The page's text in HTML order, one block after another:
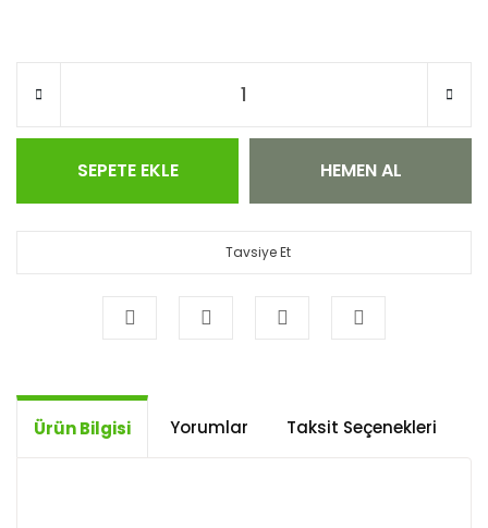
SEPETE EKLE HEMEN AL
Tavsiye Et
Ürün Bilgisi Yorumlar Taksit Seçenekleri